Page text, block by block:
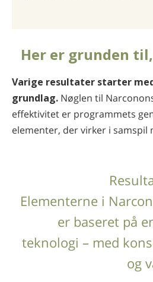
Her er grunden
Varige resultater starter
grundlag. Nøglen til
effektivitet er programmets
elementer, der virker i samspil
Elementerne i
er baseret på
teknologi – med
og